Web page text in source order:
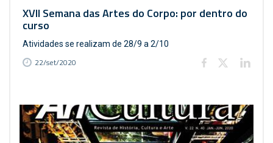
XVII Semana das Artes do Corpo: por dentro do
curso
Atividades se realizam de 28/9 a 2/10
22/set/2020